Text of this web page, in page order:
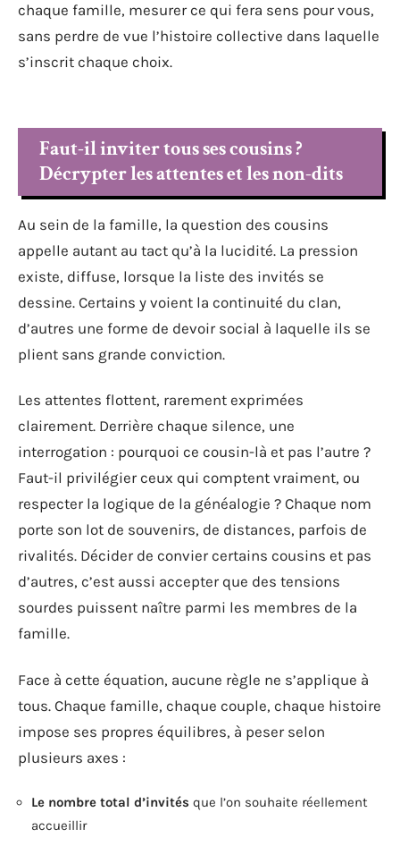
chaque famille, mesurer ce qui fera sens pour vous,
sans perdre de vue l’histoire collective dans laquelle
s’inscrit chaque choix.
Faut-il inviter tous ses cousins ?
Décrypter les attentes et les non-dits
Au sein de la famille, la question des cousins
appelle autant au tact qu’à la lucidité. La pression
existe, diffuse, lorsque la liste des invités se
dessine. Certains y voient la continuité du clan,
d’autres une forme de devoir social à laquelle ils se
plient sans grande conviction.
Les attentes flottent, rarement exprimées
clairement. Derrière chaque silence, une
interrogation : pourquoi ce cousin-là et pas l’autre ?
Faut-il privilégier ceux qui comptent vraiment, ou
respecter la logique de la généalogie ? Chaque nom
porte son lot de souvenirs, de distances, parfois de
rivalités. Décider de convier certains cousins et pas
d’autres, c’est aussi accepter que des tensions
sourdes puissent naître parmi les membres de la
famille.
Face à cette équation, aucune règle ne s’applique à
tous. Chaque famille, chaque couple, chaque histoire
impose ses propres équilibres, à peser selon
plusieurs axes :
Le nombre total d’invités que l’on souhaite réellement
accueillir